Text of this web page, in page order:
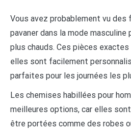
Vous avez probablement vu
pavaner dans la mode
plus chauds. Ces pièces
elles sont facilement
parfaites pour les journées les
Les chemises habillées pour
meilleures options, car elles
être portées comme des robes